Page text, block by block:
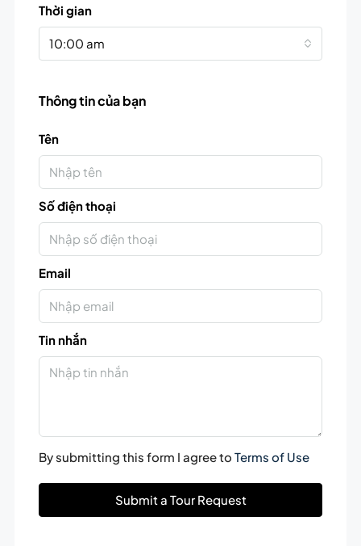
Thời gian
10:00 am
Thông tin của bạn
Tên
Số điện thoại
Email
Tin nhắn
By submitting this form I agree to Terms of Use
Submit a Tour Request